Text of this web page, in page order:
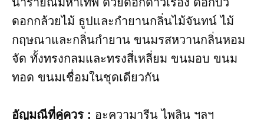
ดอกกล้วยไม้ ธูปและกำยานกลิ่นไม้จันทน์ ไม้
กฤษณาและกลิ่นกำยาน ขนมรสหวานกลิ่นหอม
จัด ทั้งทรงกลมและทรงสี่เหลี่ยม ขนมอบ ขนม
ทอด ขนมเชื่อมในชุดเดียวกัน
อัญมณี​ที่คู่ควร​ : อะความารีน ไพลิน ฯลฯ